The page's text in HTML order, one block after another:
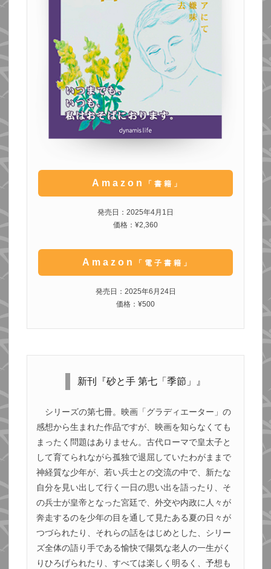
Amazon 「書籍」
発売日：2025年4月1日
価格：¥2,360
Amazon 「電子書籍」
発売日：2025年6月24日
価格：¥500
新刊『砂と手 第七「季節」』
シリーズの第七冊。映画「グラディエーター」の
感想から生まれた作品ですが、映画を知らなくても
まったく問題はありません。古代ローマで皇太子と
して育てられながら孤独で退屈していたわがままで
神経質な少年が、若い兵士との交流の中で、新たな
自分を見い出して行く一日の思い出を語ったり、そ
の兵士が皇帝となった宮廷で、外交や内政に人々が
奔走するのを少年の目を通して見たある夏の日々が
つづられたり、それらの話をはじめとした、シリー
ズ全体の語り手である愉快で陽気な老人の一生がく
りひろげられたり、すべては楽しく明るく、予想も